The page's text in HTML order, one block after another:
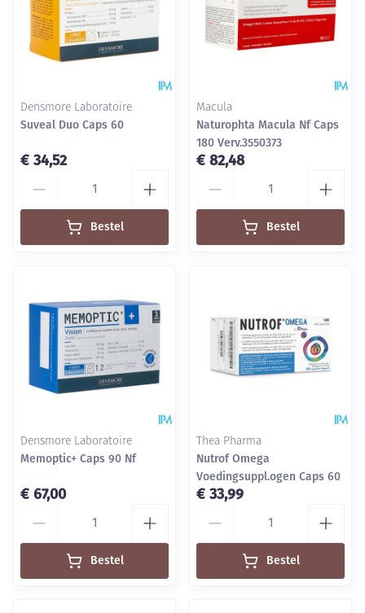
Densmore Laboratoire
Suveal Duo Caps 60
€ 34,52
Bestel
Macula
Naturophta Macula Nf Caps
180 Verv.3550373
€ 82,48
Bestel
Densmore Laboratoire
Memoptic+ Caps 90 Nf
€ 67,00
Bestel
Thea Pharma
Nutrof Omega
Voedingsuppl.ogen Caps 60
€ 33,99
Bestel